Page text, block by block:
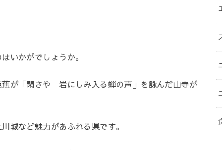
いかがでしょうか。
が「閑さや 岩にしみ入る蝉の声」を詠んだ山寺が
城など魅力があふれる県です。